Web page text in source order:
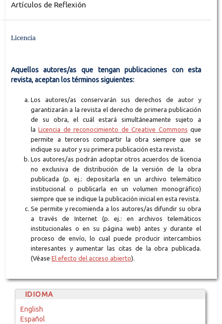
Artículos de Reflexión
Licencia
Aquellos autores/as que tengan publicaciones con esta
revista, aceptan los términos siguientes:
Los autores/as conservarán sus derechos de autor y
garantizarán a la revista el derecho de primera publicación
de su obra, el cuál estará simultáneamente sujeto a
laLicencia de reconocimiento de Creative Commons que
permite a terceros compartir la obra siempre que se
indique su autor y su primera publicación esta revista.
Los autores/as podrán adoptar otros acuerdos de licencia
no exclusiva de distribución de la versión de la obra
publicada (p. ej.: depositarla en un archivo telemático
institucional o publicarla en un volumen monográfico)
siempre que se indique la publicación inicial en esta revista.
Se permite y recomienda a los autores/as difundir su obra
a través de Internet (p. ej.: en archivos telemáticos
institucionales o en su página web) antes y durante el
proceso de envío, lo cual puede producir intercambios
interesantes y aumentar las citas de la obra publicada.
(Véase El efecto del acceso abierto).
IDIOMA
English
Español